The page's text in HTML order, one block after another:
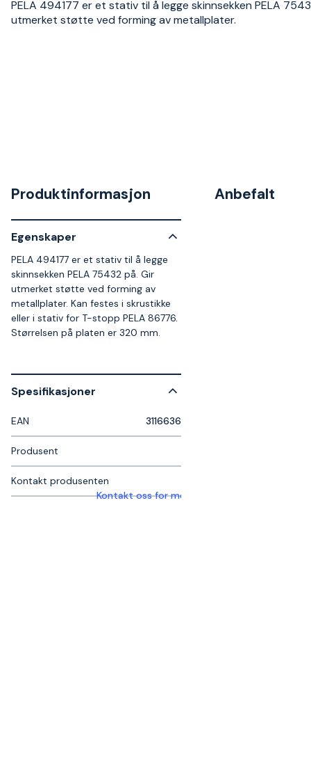
PELA 494177 er et stativ til å legge skinnsekken PELA
utmerket støtte ved forming av metallplater.
Produktinformasjon
Egenskaper
PELA 494177 er et stativ til å legge
skinnsekken PELA 75432 på. Gir
utmerket støtte ved forming av
metallplater. Kan festes i skrustikke
eller i stativ for T-stopp PELA 86776.
Størrelsen på platen er 320 mm.
Spesifikasjoner
EAN 3116636
Produsent
Kontakt produsenten
Kontakt oss for mer informasjon
Anbefalt